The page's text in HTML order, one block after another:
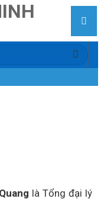
là Tổng đại lý